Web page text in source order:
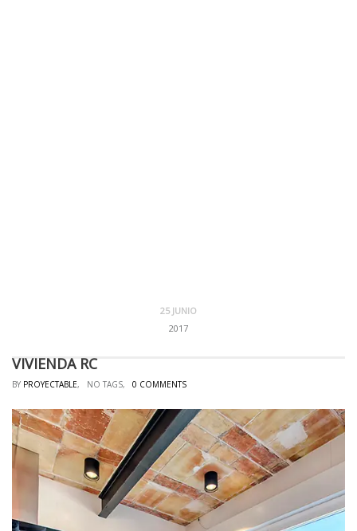
25 JUNIO
2017
VIVIENDA RC
BY PROYECTABLE, NO TAGS, 0 COMMENTS